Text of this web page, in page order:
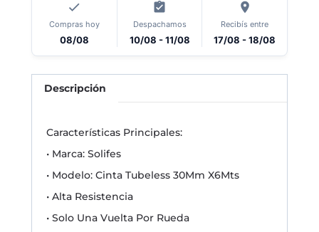
Compras hoy
08/08
Despachamos
10/08 - 11/08
Recibís entre
17/08 - 18/08
Descripción
Características Principales:
• Marca: Solifes
• Modelo: Cinta Tubeless 30Mm X6Mts
• Alta Resistencia
• Solo Una Vuelta Por Rueda